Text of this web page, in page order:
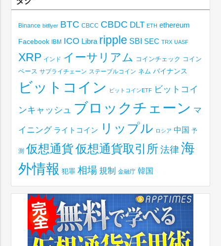
Binance bitflyer BTC CBCC CBDC DLT ETH ethereum
Facebook IBM ICO Libra ripple SBI SEC TRX UASF
XRP インド イーサリアム コインチェック コイン
ベース サプライチェーン ステーブルコイン ネム バイナンス
ビットコイン ビットコインETF ビットコイ
ンキャッシュ ブロックチェーン マ
イニング ライトコイン リップル ロシア 中国 予
測 仮想通貨仮想通貨取引所 法律 海
外情報 犯罪 相場 規制 金融庁 韓国